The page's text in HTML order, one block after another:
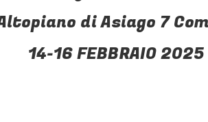
di Asiago 7
14-16 FEBBRAIO 2025